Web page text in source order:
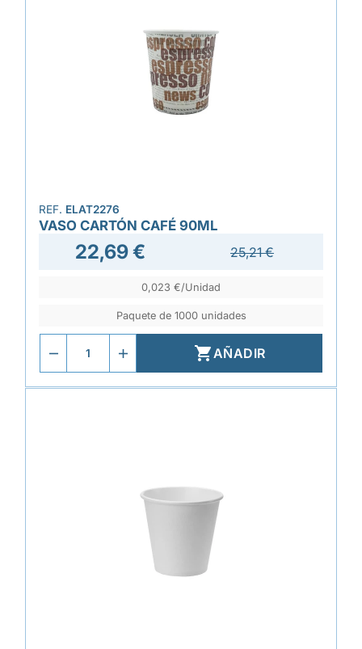
REF. ELAT2276
VASO CARTÓN CAFÉ 90ML
22,69 € 25,21 €
0,023 €/Unidad
Paquete de 1000 unidades
AÑADIR